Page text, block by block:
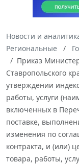
Новости и
Региональные
Приказ
Ставропольского
утверждении
работы, услуги
включенных в
поставке,
изменения по
контракта, и (или)
товара, работы,